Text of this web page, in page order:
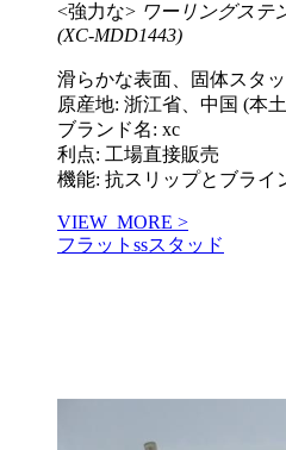
<強力な> ワーリングステ
(XC-MDD1443)
滑らかな表面、固体スタ
原産地: 浙江省、中国 (本
ブランド名: xc
利点: 工場直接販売
機能: 抗スリップとブライ
VIEW_MORE >
フラットssスタッド